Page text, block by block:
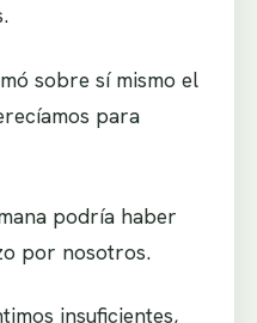
sobre sí mismo el
para
podría haber
por nosotros.
insuficientes,